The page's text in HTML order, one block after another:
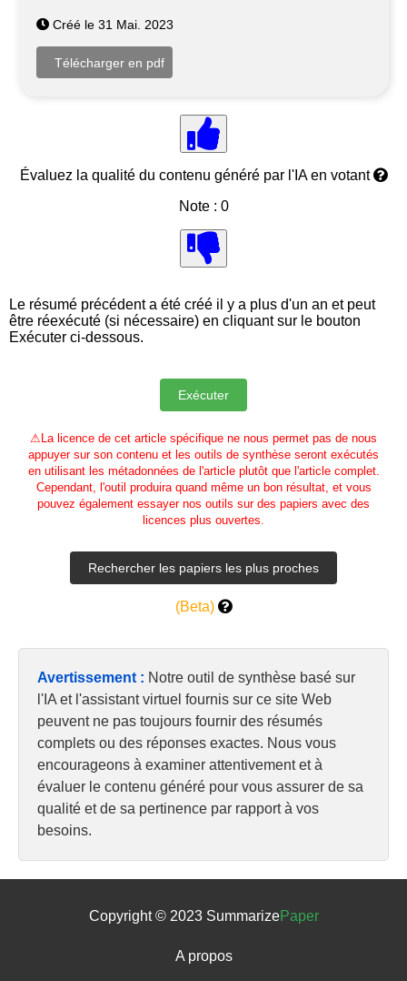
Créé le 31 Mai. 2023
Évaluez la qualité du contenu généré par l'IA en votant
Note : 0
Le résumé précédent a été créé il y a plus d'un an et peut
être réexécuté (si nécessaire) en cliquant sur le bouton
Exécuter ci-dessous.
⚠ La licence de cet article spécifique ne nous permet pas de nous
appuyer sur son contenu et les outils de synthèse seront exécutés
en utilisant les métadonnées de l'article plutôt que l'article complet.
Cependant, l'outil produira quand même un bon résultat, et vous
pouvez également essayer nos outils sur des papiers avec des
licences plus ouvertes.
(Beta)
Avertissement : Notre outil de synthèse basé sur
l'IA et l'assistant virtuel fournis sur ce site Web
peuvent ne pas toujours fournir des résumés
complets ou des réponses exactes. Nous vous
encourageons à examiner attentivement et à
évaluer le contenu généré pour vous assurer de sa
qualité et de sa pertinence par rapport à vos
besoins.
Copyright © 2023 SummarizePaper
A propos